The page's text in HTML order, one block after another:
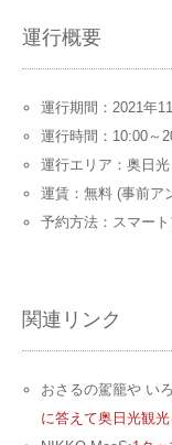
運行概要
運行期間：2021年
運行時間：10:00～
運行エリア：奥日光
運賃：無料 (事前ア
予約方法：スマー
関連リンク
おさるの駕籠や い
に答えて奥日光観